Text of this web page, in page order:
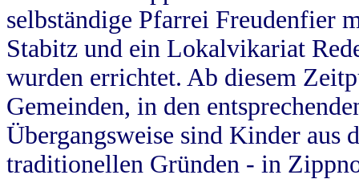
selbständige Pfarrei Freudenfier
Stabitz und ein Lokalvikariat
wurden errichtet. Ab diesem
Gemeinden, in den
Übergangsweise sind Kinder aus
traditionellen Gründen - in